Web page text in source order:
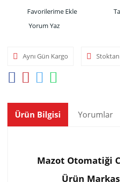
Yorum Yaz
Aynı Gün Kargo
Ürün Bilgisi Yorumlar
Mazot Otomatiği
Ürün